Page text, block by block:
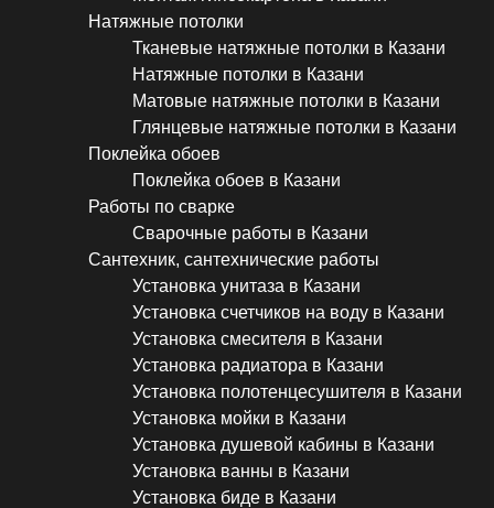
Натяжные потолки
Тканевые натяжные потолки в Казани
Натяжные потолки в Казани
Матовые натяжные потолки в Казани
Глянцевые натяжные потолки в Казани
Поклейка обоев
Поклейка обоев в Казани
Работы по сварке
Сварочные работы в Казани
Сантехник, сантехнические работы
Установка унитаза в Казани
Установка счетчиков на воду в Казани
Установка смесителя в Казани
Установка радиатора в Казани
Установка полотенцесушителя в Казани
Установка мойки в Казани
Установка душевой кабины в Казани
Установка ванны в Казани
Установка биде в Казани